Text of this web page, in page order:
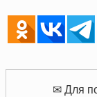
✉ Для